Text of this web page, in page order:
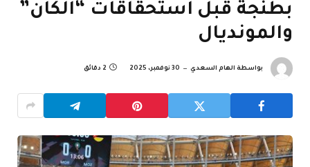
بطنجة قبل استحقاقات “الكان”
والمونديال
بواسطة الهام السعدي 30 نوفمبر، 2025 2 دقائق